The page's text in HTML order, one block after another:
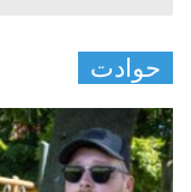
حوادت